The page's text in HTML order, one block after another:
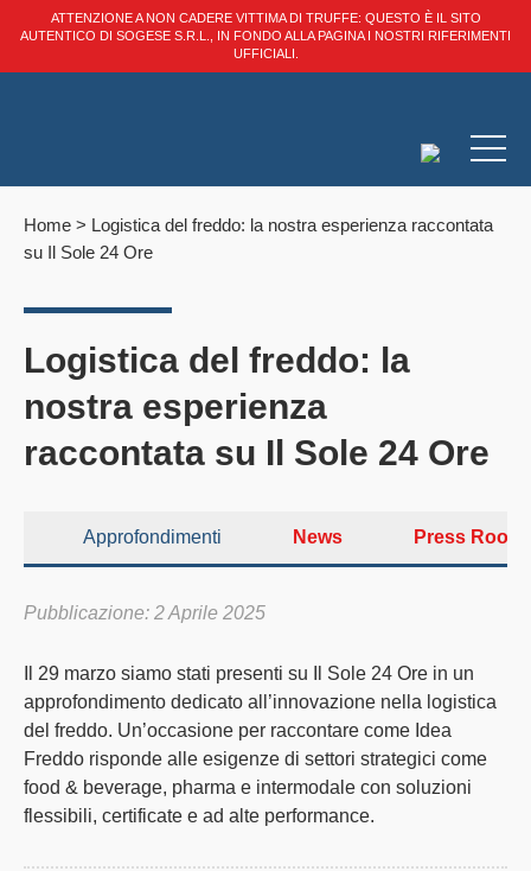
ATTENZIONE A NON CADERE VITTIMA DI TRUFFE: QUESTO È IL SITO
AUTENTICO DI SOGESE S.R.L., IN FONDO ALLA PAGINA I NOSTRI RIFERIMENTI
UFFICIALI.
Home > Logistica del freddo: la nostra esperienza raccontata
su Il Sole 24 Ore
Logistica del freddo: la
nostra esperienza
raccontata su Il Sole 24 Ore
Approfondimenti News Press Room
Pubblicazione: 2 Aprile 2025
Il 29 marzo siamo stati presenti su Il Sole 24 Ore in un
approfondimento dedicato all’innovazione nella logistica
del freddo. Un’occasione per raccontare come Idea
Freddo risponde alle esigenze di settori strategici come
food & beverage, pharma e intermodale con soluzioni
flessibili, certificate e ad alte performance.